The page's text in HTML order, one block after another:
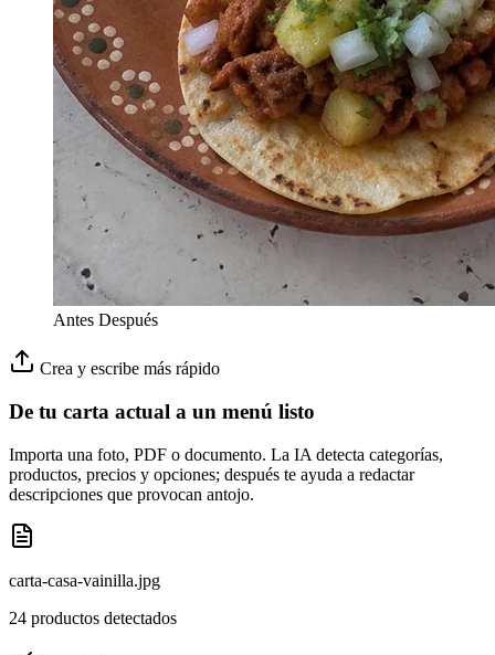
Antes Después
Crea y escribe más rápido
De tu carta actual a un menú listo
Importa una foto, PDF o documento. La IA detecta categorías,
productos, precios y opciones; después te ayuda a redactar
descripciones que provocan antojo.
carta-casa-vainilla.jpg
24 productos detectados